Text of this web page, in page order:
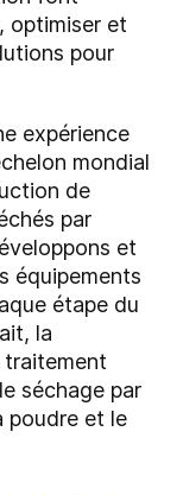
optimiser et
pour
expérience
mondial
de
par
et
équipements
étape du
la
séchage par
poudre et le